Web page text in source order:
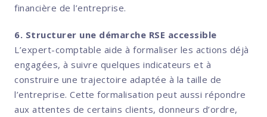
financière de l’entreprise.
6. Structurer une démarche RSE accessible
L’expert-comptable aide à formaliser les actions déjà
engagées, à suivre quelques indicateurs et à
construire une trajectoire adaptée à la taille de
l’entreprise. Cette formalisation peut aussi répondre
aux attentes de certains clients, donneurs d’ordre,